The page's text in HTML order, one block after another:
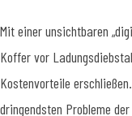
Mit einer unsichtbaren
Koffer vor
Kostenvorteile
dringendsten Probleme